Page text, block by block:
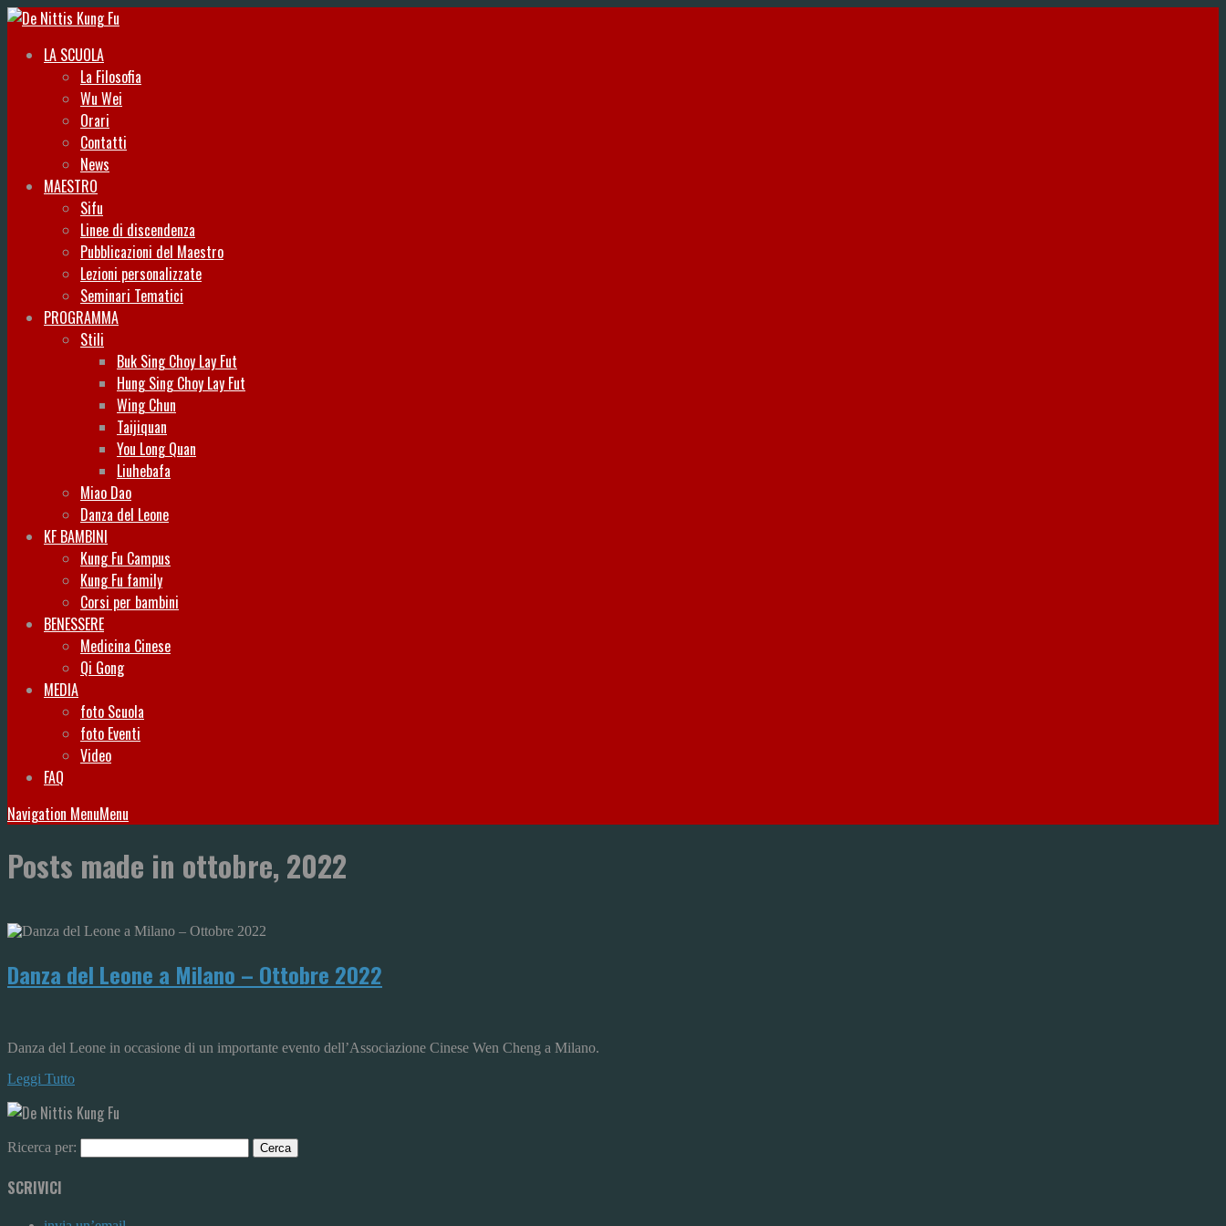
LA SCUOLA
La Filosofia
Wu Wei
Orari
Contatti
News
MAESTRO
Sifu
Linee di discendenza
Pubblicazioni del Maestro
Lezioni personalizzate
Seminari Tematici
PROGRAMMA
Stili
Buk Sing Choy Lay Fut
Hung Sing Choy Lay Fut
Wing Chun
Taijiquan
You Long Quan
Liuhebafa
Miao Dao
Danza del Leone
KF BAMBINI
Kung Fu Campus
Kung Fu family
Corsi per bambini
BENESSERE
Medicina Cinese
Qi Gong
MEDIA
foto Scuola
foto Eventi
Video
FAQ
Navigation MenuMenu
Posts made in ottobre, 2022
Danza del Leone a Milano – Ottobre 2022
Danza del Leone in occasione di un importante evento dell’Associazione Cinese Wen Cheng a Milano.
Leggi Tutto
Ricerca per:
SCRIVICI